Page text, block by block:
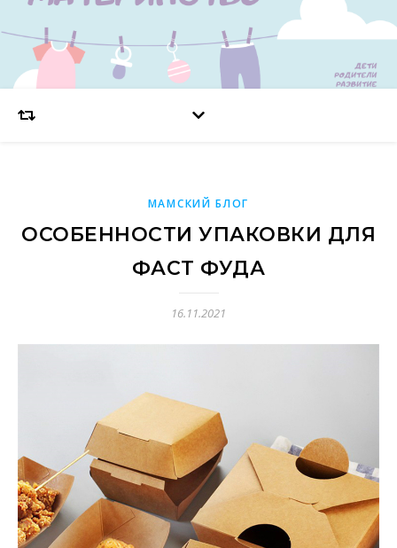
МАМСКИЙ БЛОГ
ОСОБЕННОСТИ УПАКОВКИ ДЛЯ
ФАСТ ФУДА
16.11.2021